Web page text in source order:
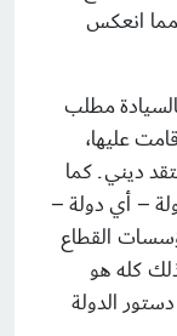
مما انعكس
مطلب
عليها،
ديني ـ كما
– أي دولة –
القطاع
كله هو
الدولة